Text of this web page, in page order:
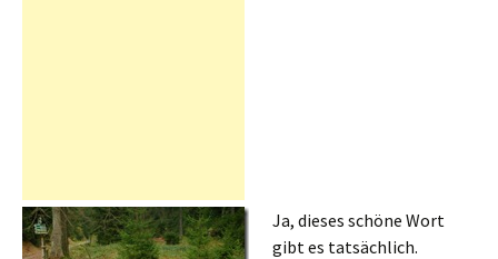
Ja, dieses schöne Wort
gibt es tatsächlich.